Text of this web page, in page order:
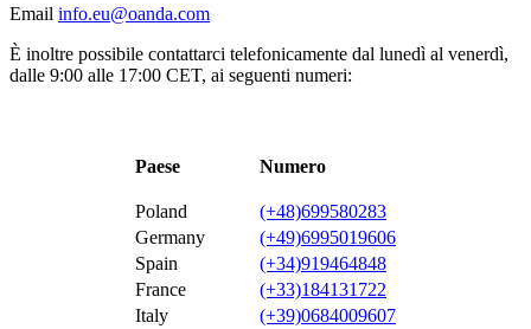
Email info.eu@oanda.com
È inoltre possibile contattarci telefonicamente dal lunedì al venerdì,
dalle 9:00 alle 17:00 CET, ai seguenti numeri:
Paese Numero
Poland
(+48)699580283
Germany
(+49)6995019606
Spain
(+34)919464848
France
(+33)184131722
Italy
(+39)0684009607